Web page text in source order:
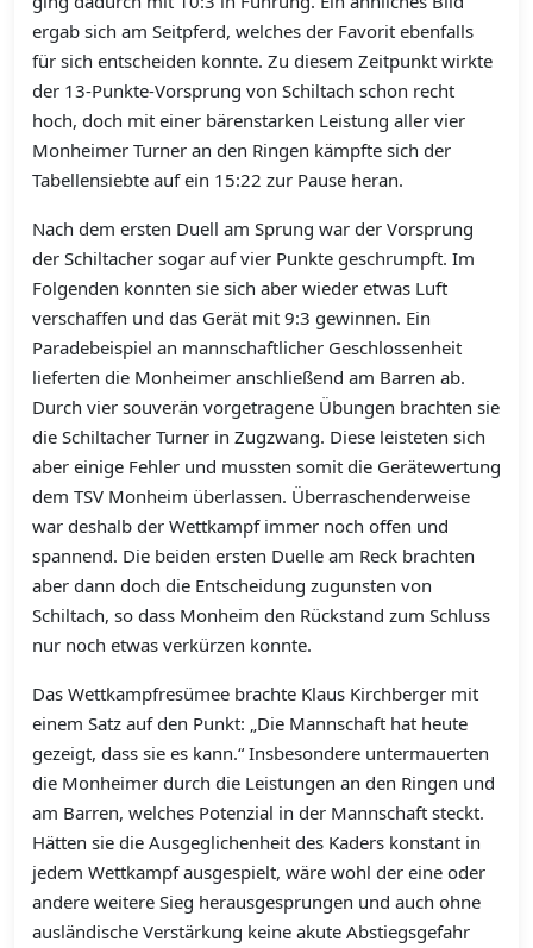
ergab sich am Seitpferd, welches der Favorit ebenfalls
für sich entscheiden konnte. Zu diesem Zeitpunkt wirkte
der 13-Punkte-Vorsprung von Schiltach schon recht
hoch, doch mit einer bärenstarken Leistung aller vier
Monheimer Turner an den Ringen kämpfte sich der
Tabellensiebte auf ein 15:22 zur Pause heran.
Nach dem ersten Duell am Sprung war der Vorsprung
der Schiltacher sogar auf vier Punkte geschrumpft. Im
Folgenden konnten sie sich aber wieder etwas Luft
verschaffen und das Gerät mit 9:3 gewinnen. Ein
Paradebeispiel an mannschaftlicher Geschlossenheit
lieferten die Monheimer anschließend am Barren ab.
Durch vier souverän vorgetragene Übungen brachten sie
die Schiltacher Turner in Zugzwang. Diese leisteten sich
aber einige Fehler und mussten somit die Gerätewertung
dem TSV Monheim überlassen. Überraschenderweise
war deshalb der Wettkampf immer noch offen und
spannend. Die beiden ersten Duelle am Reck brachten
aber dann doch die Entscheidung zugunsten von
Schiltach, so dass Monheim den Rückstand zum Schluss
nur noch etwas verkürzen konnte.
Das Wettkampfresümee brachte Klaus Kirchberger mit
einem Satz auf den Punkt: „Die Mannschaft hat heute
gezeigt, dass sie es kann.“ Insbesondere untermauerten
die Monheimer durch die Leistungen an den Ringen und
am Barren, welches Potenzial in der Mannschaft steckt.
Hätten sie die Ausgeglichenheit des Kaders konstant in
jedem Wettkampf ausgespielt, wäre wohl der eine oder
andere weitere Sieg herausgesprungen und auch ohne
ausländische Verstärkung keine akute Abstiegsgefahr